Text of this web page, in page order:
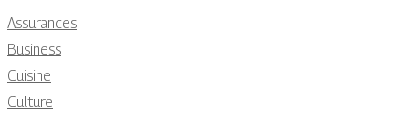
Assurances
Business
Cuisine
Culture